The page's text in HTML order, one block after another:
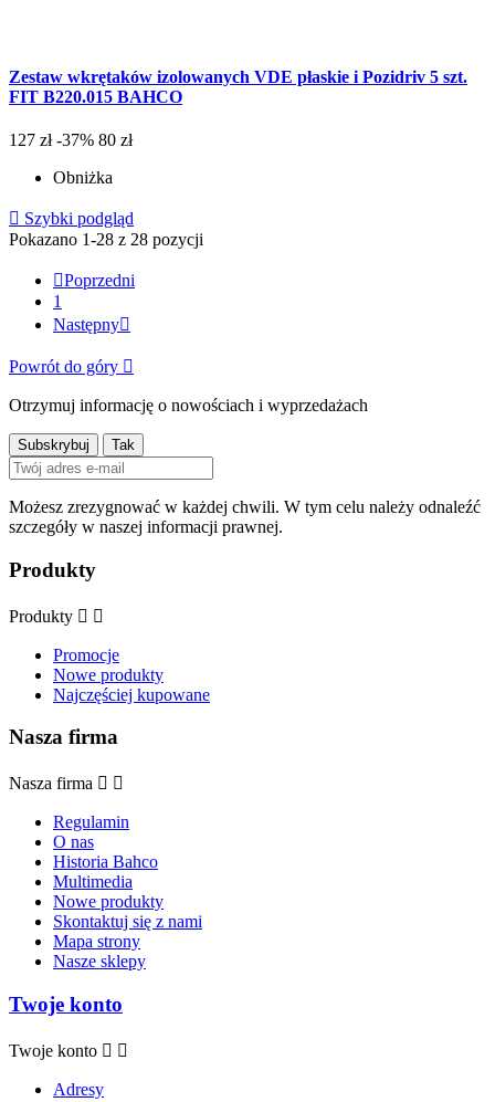
Zestaw wkrętaków izolowanych VDE płaskie i Pozidriv 5 szt.
FIT B220.015 BAHCO
127 zł -37% 80 zł
Obniżka
 Szybki podgląd
Pokazano 1-28 z 28 pozycji
Poprzedni
1
Następny
Powrót do góry 
Otrzymuj informację o nowościach i wyprzedażach
Możesz zrezygnować w każdej chwili. W tym celu należy odnaleźć
szczegóły w naszej informacji prawnej.
Produkty
Produkty  
Promocje
Nowe produkty
Najczęściej kupowane
Nasza firma
Nasza firma  
Regulamin
O nas
Historia Bahco
Multimedia
Nowe produkty
Skontaktuj się z nami
Mapa strony
Nasze sklepy
Twoje konto
Twoje konto  
Adresy